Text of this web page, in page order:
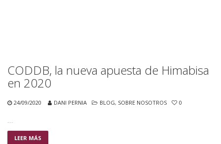
CODDB, la nueva apuesta de Himabisa
en 2020
24/09/2020 DANI PERNIA BLOG, SOBRE NOSOTROS 0
…
LEER MÁS